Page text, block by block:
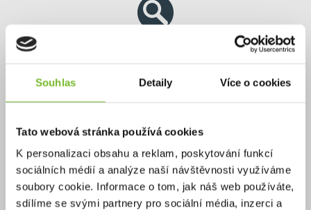
Souhlas Detaily Více o cookies
Tato webová stránka používá cookies
K personalizaci obsahu a reklam, poskytování funkcí
sociálních médií a analýze naší návštěvnosti využíváme
soubory cookie. Informace o tom, jak náš web používáte,
sdílíme se svými partnery pro sociální média, inzerci a
Delší záruka
na vybrané produkty
až 25 let